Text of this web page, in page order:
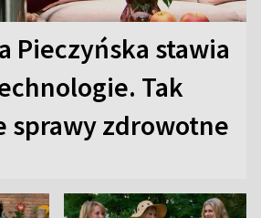
Pieczyńska stawia
Tak
sprawy zdrowotne